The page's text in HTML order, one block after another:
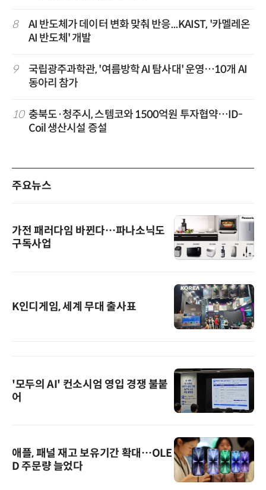
8
AI 반도체가 데이터 변화 맞춰 반응...KAIST, '카멜레온
AI 반도체' 개발
9
국립광주과학관, '여름방학 AI 탐사대' 운영…10개 AI
동아리 참가
10 충북도·청주시, 스템코와 1500억원 투자협약…ID-
Coil 생산시설 증설
주요뉴스
가전 패러다임 바뀐다…파나소닉도
구독사업
K인디게임, 세계 무대 출사표
'모두의 AI' 컨소시엄 영입 경쟁 불붙
어
애플, 패널 재고 보유기간 확대…OLE
D 주문량 늘었다